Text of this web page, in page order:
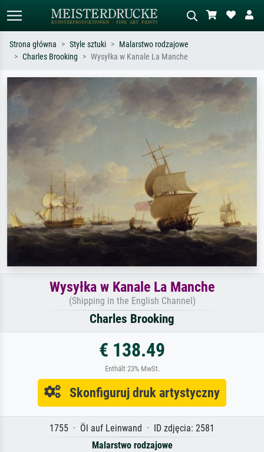
Szukaj wg artysty, tytułu lub stylu – np.
Opisz scenę – np. zielona łąka,
abstrakcja z czerwienią, ciemny olej,
Strona główna Style sztuki
Malarstwo rodzajowe
Charles Brooking
Wysyłka w Kanale La Manche
Wysyłka w Kanale La Manche
(Shipping in the English Channel)
Charles Brooking
€ 138.49
Enthält 23% MwSt.
Skonfiguruj druk artystyczny
1755 · Öl auf Leinwand · ID zdjęcia: 2581
Malarstwo rodzajowe